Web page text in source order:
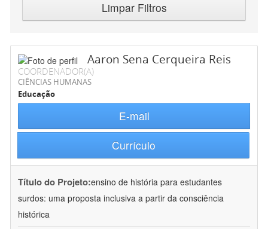
Limpar Filtros
Aaron Sena Cerqueira Reis
COORDENADOR(A)
CIÊNCIAS HUMANAS
Educação
E-mail
Currículo
Título do Projeto:ensino de história para estudantes
surdos: uma proposta inclusiva a partir da consciência
histórica